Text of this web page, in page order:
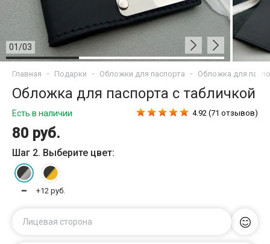
01/03
Главная Подарки Обложки для паспорта Обложка для
Обложка для паспорта c табличкой
Есть в наличии
80 руб.
4.92 (71 отзывов)
Шаг 2. Выберите цвет:
━ +12 руб.
Лицевая сторона